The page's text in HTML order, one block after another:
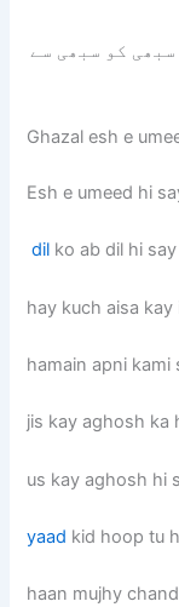
کو سبھی سے
Ghazal esh e
Esh e umeed hi
dil ko ab dil hi
hay kuch aisa
hamain apni kami
jis kay aghosh ka
us kay aghosh hi
yaad kid hoop tu
haan mujhy